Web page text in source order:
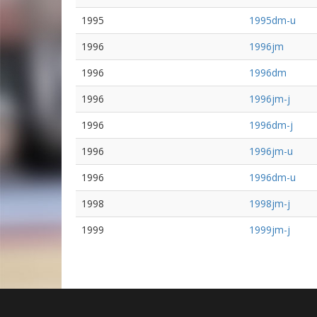
1995
1995dm-u
1996
1996jm
1996
1996dm
1996
1996jm-j
1996
1996dm-j
1996
1996jm-u
1996
1996dm-u
1998
1998jm-j
1999
1999jm-j